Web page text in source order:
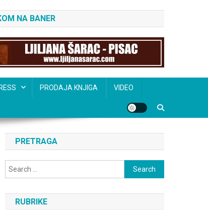
NA BANER
PRODAJA KNJIGA VIDEO
PRETRAGA
Search
for:
RUBRIKE